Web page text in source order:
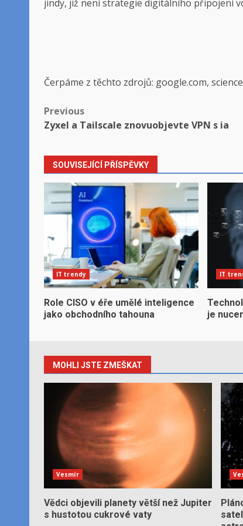
jindy, již není strategie digitálního připojení
Čerpáme z těchto zdrojů: google.com,
Post
navigation
Previous
Zyxel a Tailscale znovuobjevte VPN s ia
SOUVISEJÍCÍ PŘÍSPĚVKY
IT trendy
Role CISO v éře umělé inteligence
jako obchodního tahouna
IT
je
MOHLI JSTE ZMEŠKAT
Vesmír
Vědci objevili planety větší než Jupiter
s hustotou cukrové vaty